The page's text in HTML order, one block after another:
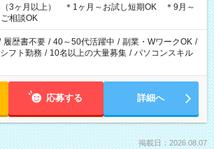
00（実働8ｈ/休憩1ｈ） 12：00-20：00（実働7ｈ/
：00-21：00（実働8ｈ/休憩1ｈ） 13：00-22：
00（実働8ｈ/休憩1ｈ） ＊時間帯固定OK
（3ヶ月以上） ＊1ヶ月～お試し短期OK ＊9月～
相談OK
履歴書不要 / 40～50代活躍中 / 副業・WワークOK /
シフト勤務 / 10名以上の大量募集 / パソコンスキル
応募する 詳細へ
掲載日：2026.08.07